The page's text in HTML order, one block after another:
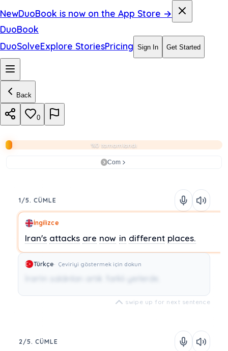
NewDuoBook is now on the App Store →
DuoBook
DuoSolveExplore StoriesPricing Sign In Get Started
Back
0
%0 tamamlandı
Com
1/5. CÜMLE
İngilizce
Iran's attacks are now in different places.
Türkçe Çeviriyi göstermek için dokun
swipe up for next sentence
2/5. CÜMLE